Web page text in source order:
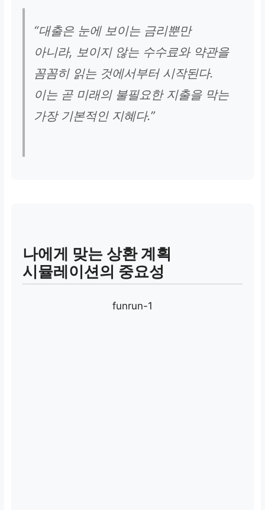
“대출은 눈에 보이는 금리뿐만
아니라, 보이지 않는 수수료와 약관을
꼼꼼히 읽는 것에서부터 시작된다.
이는 곧 미래의 불필요한 지출을 막는
가장 기본적인 지혜다.”
나에게 맞는 상환 계획
시뮬레이션의 중요성
funrun-1